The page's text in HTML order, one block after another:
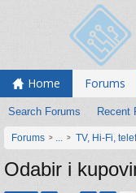
Home Forums
Search Forums Recent
Forums ... TV, Hi-Fi,
Odabir i